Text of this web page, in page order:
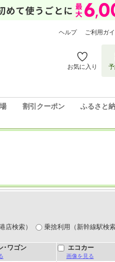
ヘルプ ご利用ガ
お気に入り
割引クーポン ふるさと
店検索） 乗捨利用（新幹線駅検索
･ワゴン エコカー
画像を見る